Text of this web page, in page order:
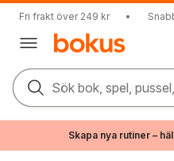
Fri frakt över 249 kr •
Sök bok, spel,
Skapa nya rutiner –